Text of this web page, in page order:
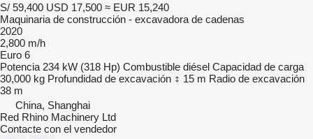
S/ 59,400 USD 17,500 ≈ EUR 15,240
Maquinaria de construcción - excavadora de cadenas
2020
2,800 m/h
Euro 6
Potencia 234 kW (318 Hp) Combustible diésel Capacidad de carga
30,000 kg Profundidad de excavación 15 m Radio de excavación
38 m
China, Shanghai
Red Rhino Machinery Ltd
Contacte con el vendedor